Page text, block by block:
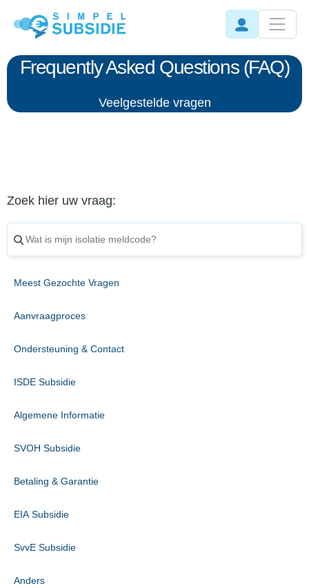
Frequently Asked Questions (FAQ)
Veelgestelde vragen
Zoek hier uw vraag:
Meest Gezochte Vragen
Aanvraagproces
Ondersteuning & Contact
ISDE Subsidie
Algemene Informatie
SVOH Subsidie
Betaling & Garantie
EIA Subsidie
SvvE Subsidie
Anders